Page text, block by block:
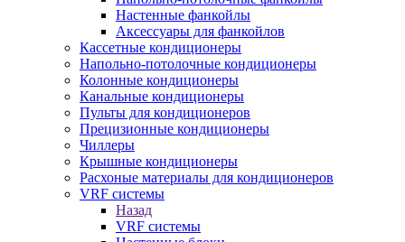
Настенные фанкойлы
Аксессуары для фанкойлов
Кассетные кондиционеры
Напольно-потолочные кондиционеры
Колонные кондиционеры
Канальные кондиционеры
Пульты для кондиционеров
Прецизионные кондиционеры
Чиллеры
Крышные кондиционеры
Расхоные материалы для кондиционеров
VRF системы
Назад
VRF системы